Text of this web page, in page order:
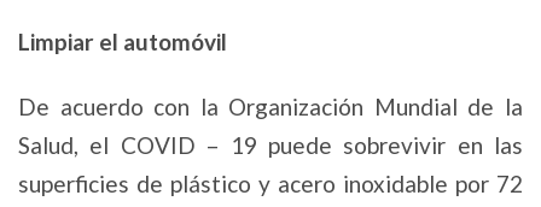
Limpiar el automóvil
De acuerdo con la Organización Mundial de la
Salud, el COVID – 19 puede sobrevivir en las
superficies de plástico y acero inoxidable por 72